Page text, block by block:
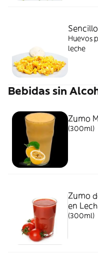
Huevos
leche
Bebidas sin
Zumo
(300ml)
Zumo
en
(300ml)